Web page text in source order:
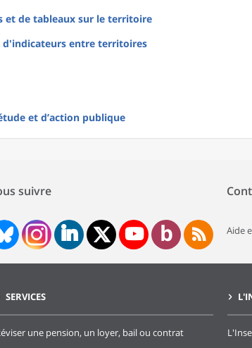
et de tableaux sur le territoire
entre territoires
et d’action publique
suivre
Aide
SERVICES
une pension, un loyer, bail ou contrat